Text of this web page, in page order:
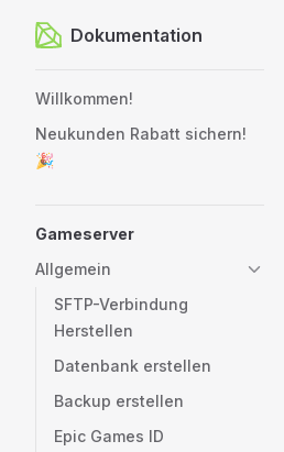
Zum Inhalt springen
Dokumentation
Willkommen!
Neukunden Rabatt sichern!
🎉
Gameserver
Allgemein
SFTP-Verbindung
Herstellen
Datenbank erstellen
Backup erstellen
Epic Games ID